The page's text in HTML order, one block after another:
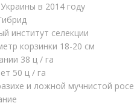
в 2014 году
институт селекции
корзинки 18-20 см
38 ц / га
50 ц / га
и ложной мучнистой росе